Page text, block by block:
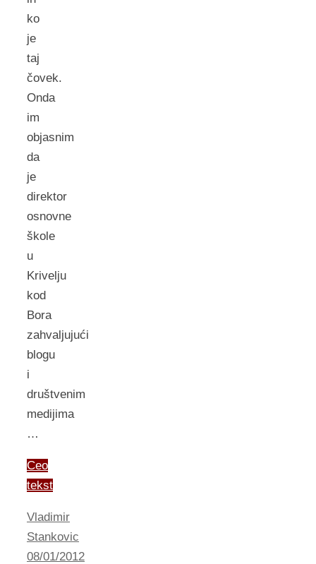
ko
je
taj
čovek.
Onda
im
objasnim
da
je
direktor
osnovne
škole
u
Krivelju
kod
Bora
zahvaljujući
blogu
i
društvenim
medijima
…
Ceo
tekst
Vladimir
Stankovic
08/01/2012